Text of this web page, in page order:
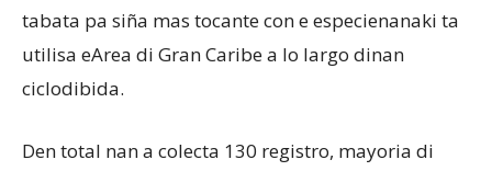
tabata pa siña mas tocante con e especienanaki ta
utilisa eArea di Gran Caribe a lo largo dinan
ciclodibida.
Den total nan a colecta 130 registro, mayoria di